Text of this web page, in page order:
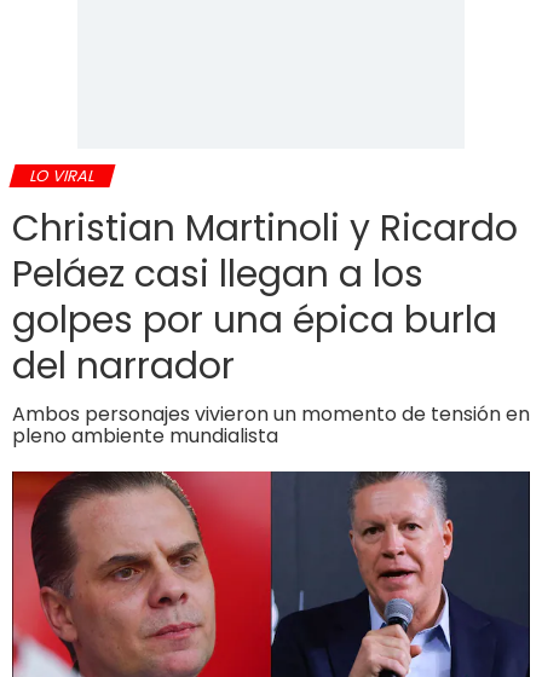
LO VIRAL
Christian Martinoli y Ricardo
Peláez casi llegan a los
golpes por una épica burla
del narrador
Ambos personajes vivieron un momento de tensión en
pleno ambiente mundialista